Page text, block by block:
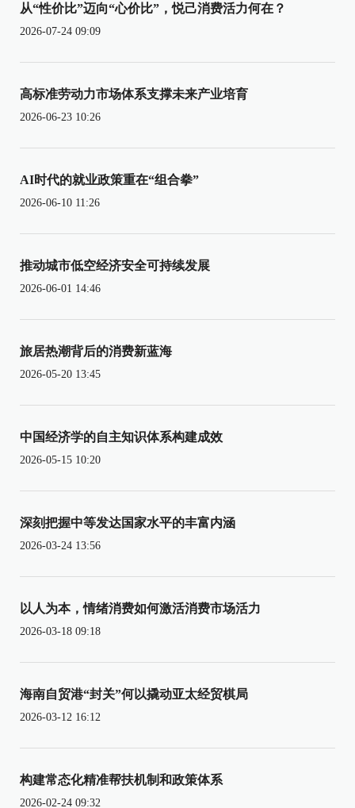
从“性价比”迈向“心价比”，悦己消费活力何在？
2026-07-24 09:09
高标准劳动力市场体系支撑未来产业培育
2026-06-23 10:26
AI时代的就业政策重在“组合拳”
2026-06-10 11:26
推动城市低空经济安全可持续发展
2026-06-01 14:46
旅居热潮背后的消费新蓝海
2026-05-20 13:45
中国经济学的自主知识体系构建成效
2026-05-15 10:20
深刻把握中等发达国家水平的丰富内涵
2026-03-24 13:56
以人为本，情绪消费如何激活消费市场活力
2026-03-18 09:18
海南自贸港“封关”何以撬动亚太经贸棋局
2026-03-12 16:12
构建常态化精准帮扶机制和政策体系
2026-02-24 09:32